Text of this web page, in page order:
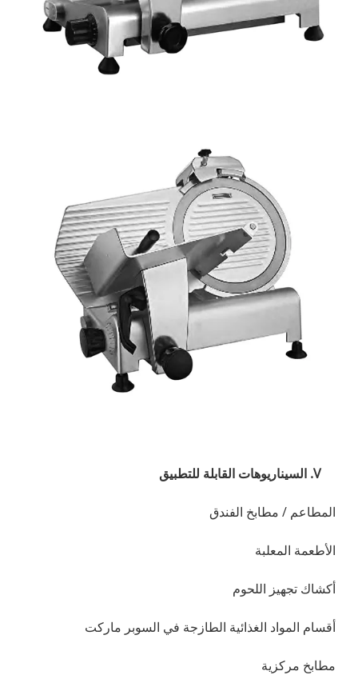
V. السيناريوهات القابلة للتطبيق
المطاعم / مطابخ الفندق
الأطعمة المعلبة
أكشاك تجهيز اللحوم
أقسام المواد الغذائية الطازجة في السوبر ماركت
مطابخ مركزية